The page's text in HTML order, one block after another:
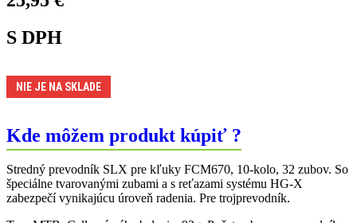
S DPH
NIE JE NA SKLADE
Kde môžem produkt kúpiť ?
Stredný prevodník SLX pre kľuky FCM670, 10-kolo, 32 zubov. So
špeciálne tvarovanými zubami a s reťazami systému HG-X
zabezpečí vynikajúcu úroveň radenia. Pre trojprevodník.